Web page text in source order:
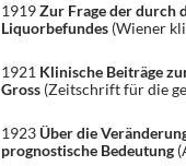
1919Zur Frage der durch
Liquorbefundes(Wiener
1921 Klinische Beiträge
Gross(Zeitschrift für die
1923 Über die
prognostische Bedeutung